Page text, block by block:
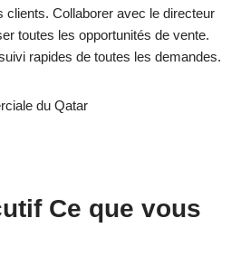
clients. Collaborer avec le directeur
toutes les opportunités de vente.
rapides de toutes les demandes.
du Qatar
Ce que vous